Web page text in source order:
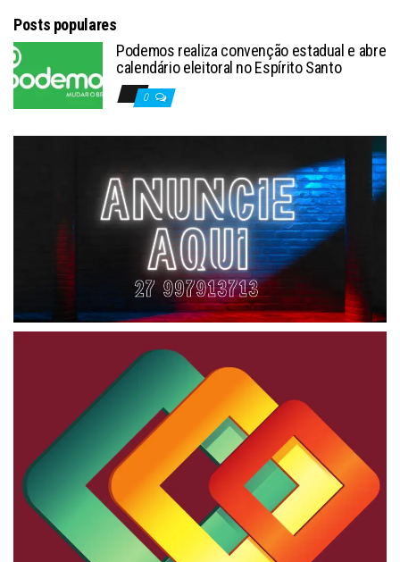
Posts populares
Podemos realiza convenção estadual e abre
calendário eleitoral no Espírito Santo
0